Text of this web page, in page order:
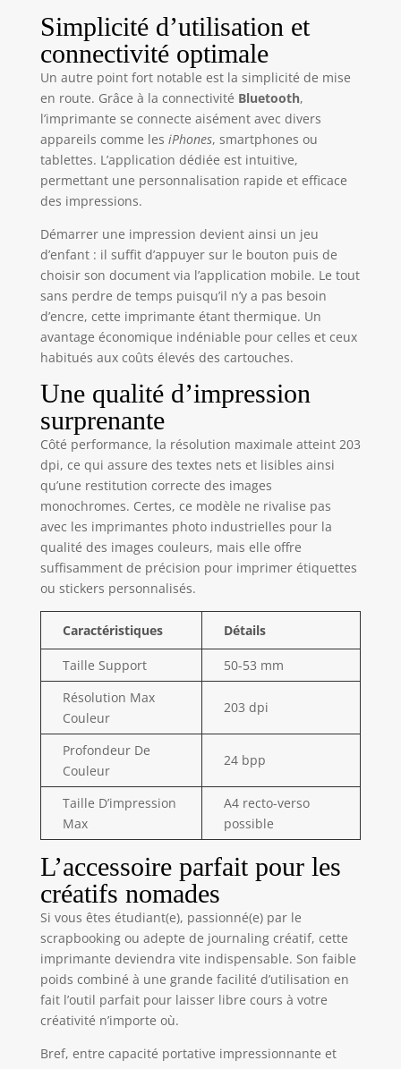
et pour offrir à vos
proches pendant
les fêtes. 【Mini
imprimante sans
encre】Cette mini
imprimante de
poche est une
imprimante
thermique
blanc adhésif ou
non adhésif, ainsi
qu'avec le papier
autocollant
transparent et
couleur. Le pack
comprend 3
rouleaux de papier
autocollant blanc
Découpez vos
impressions en
étiquettes de
toutes formes et
tailles avec de
simples ciseaux
pour répondre à
tous vos besoins
【Contrôle
Bluetooth】Cette
imprimante
thermique de
poche est
compatible avec
iOS et Android. Il
vous suffit de : 1.
l'application «
Funnyprint »
depuis l'App Store.
longuement sur le
bouton
d'alimentation ; le
voyant clignotera.
3. Activez le
Bluetooth de votre
téléphone. 4.
Connectez-vous à
» via l'application
Simplicité d’utilisation et
connectivité optimale
Un autre point fort notable est la simplicité de mise
en route. Grâce à la connectivité Bluetooth,
l’imprimante se connecte aisément avec divers
appareils comme les iPhones, smartphones ou
tablettes. L’application dédiée est intuitive,
permettant une personnalisation rapide et efficace
des impressions.
Démarrer une impression devient ainsi un jeu
d’enfant : il suffit d’appuyer sur le bouton puis de
choisir son document via l’application mobile. Le tout
sans perdre de temps puisqu’il n’y a pas besoin
d’encre, cette imprimante étant thermique. Un
avantage économique indéniable pour celles et ceux
habitués aux coûts élevés des cartouches.
Une qualité d’impression
surprenante
Côté performance, la résolution maximale atteint 203
dpi, ce qui assure des textes nets et lisibles ainsi
qu’une restitution correcte des images
monochromes. Certes, ce modèle ne rivalise pas
avec les imprimantes photo industrielles pour la
qualité des images couleurs, mais elle offre
suffisamment de précision pour imprimer étiquettes
ou stickers personnalisés.
Caractéristiques Détails
Taille Support
50-53 mm
Résolution Max
Couleur
203 dpi
Profondeur De
Couleur
24 bpp
Taille D’impression
Max
A4 recto-verso
possible
L’accessoire parfait pour les
créatifs nomades
Si vous êtes étudiant(e), passionné(e) par le
scrapbooking ou adepte de journaling créatif, cette
imprimante deviendra vite indispensable. Son faible
poids combiné à une grande facilité d’utilisation en
fait l’outil parfait pour laisser libre cours à votre
créativité n’importe où.
Bref, entre capacité portative impressionnante et